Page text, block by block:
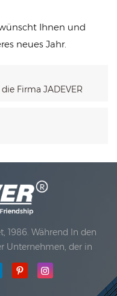
Ihnen und
neues Jahr.
Firma JADEVER
1986. Während In den
Unternehmen, der in
ist, entwickelte sich
unser Unternehmen
unserer Produkte